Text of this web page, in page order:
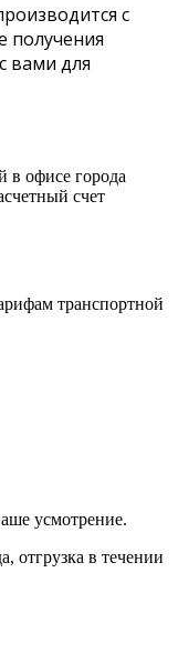
с
получения
вами для
в офисе города
счет
транспортной
усмотрение.
отгрузка в течении